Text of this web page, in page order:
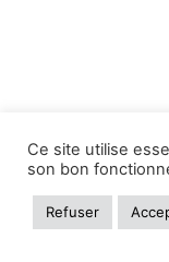
Ce site utilise
son bon
Refuser